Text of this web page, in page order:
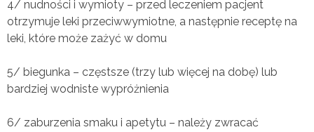
4/ nudności i wymioty – przed leczeniem pacjent
otrzymuje leki przeciwwymiotne, a następnie receptę na
leki, które może zażyć w domu
5/ biegunka – częstsze (trzy lub więcej na dobę) lub
bardziej wodniste wypróżnienia
6/ zaburzenia smaku i apetytu – należy zwracać